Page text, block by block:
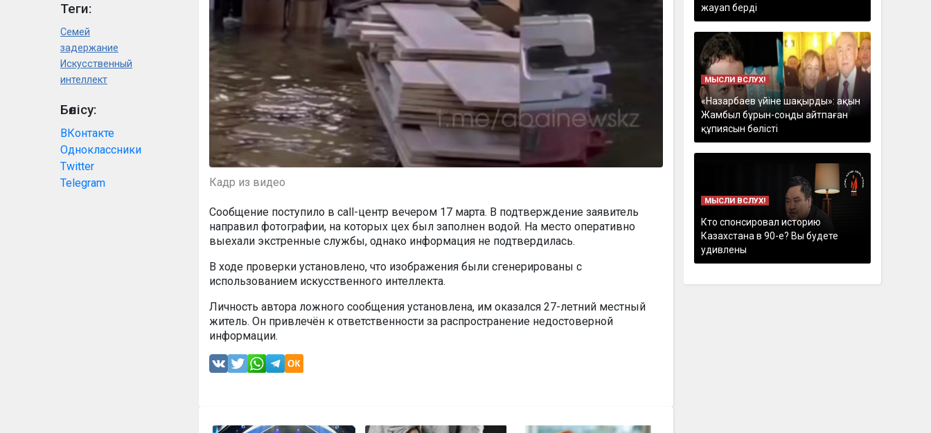
Теги:
Семей
задержание
Искусственный
интеллект
Бөлісу:
ВКонтакте
Одноклассники
Twitter
Telegram
Кадр из видео
Сообщение поступило в call-центр вечером 17 марта. В подтверждение заявитель
направил фотографии, на которых цех был заполнен водой. На место оперативно
выехали экстренные службы, однако информация не подтвердилась.
В ходе проверки установлено, что изображения были сгенерированы с
использованием искусственного интеллекта.
Личность автора ложного сообщения установлена, им оказался 27-летний местный
житель. Он привлечён к ответственности за распространение недостоверной
информации.
жауап берді
МЫСЛИ ВСЛУХ!
«Назарбаев үйіне шақырды»: ақын
Жамбыл бұрын-соңды айтпаған
құпиясын бөлісті
МЫСЛИ ВСЛУХ!
Кто спонсировал историю
Казахстана в 90-е? Вы будете
удивлены